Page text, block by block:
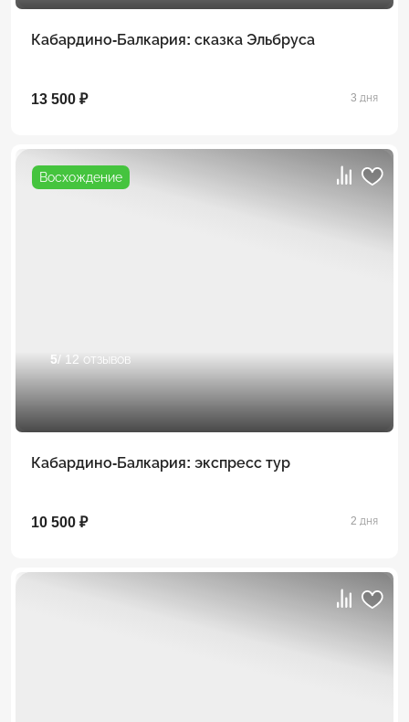
Кабардино-Балкария: сказка Эльбруса
13 500 ₽ 3 дня
Восхождение
5/ 12 отзывов
Кабардино-Балкария: экспресс тур
10 500 ₽ 2 дня